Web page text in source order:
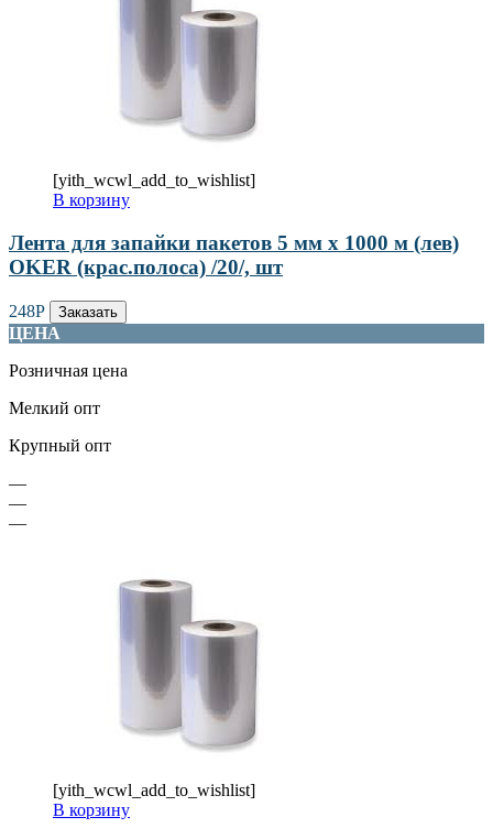
[yith_wcwl_add_to_wishlist]
В корзину
Лента для запайки пакетов 5 мм х 1000 м (лев)
OKER (крас.полоса) /20/, шт
248Р Заказать
ЦЕНА
Розничная цена
Мелкий опт
Крупный опт
—
—
—
[yith_wcwl_add_to_wishlist]
В корзину